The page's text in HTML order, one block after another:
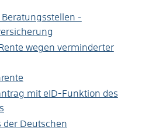
-
wegen verminderter
mit eID-Funktion des
der Deutschen